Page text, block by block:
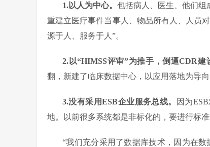
1.以人为中心。 包括病人、医生、他们组
重建立医疗事件当事人、物品所有人、人员
源于人、服务于人”。
2.以“HIMSS评审”为推手，倒逼CDR建
翻，新建了临床数据中心，以应用落地为导
3.没有采用ESB企业服务总线。
因为
地。以前很多系统都是非标化的，要进行标
“我们充分采用了数据库技术，因为在